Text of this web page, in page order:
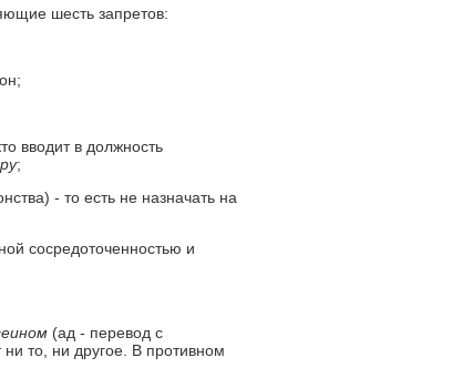
шесть запретов:
вводит в должность
;
- то есть не назначать на
сосредоточенностью и
(ад - перевод с
ни то, ни другое. В противном